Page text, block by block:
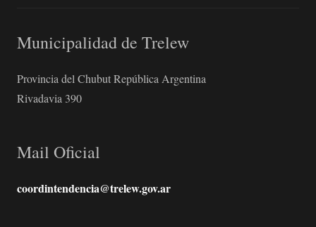
Municipalidad de Trelew
Provincia del Chubut República Argentina
Rivadavia 390
Mail Oficial
coordintendencia@trelew.gov.ar